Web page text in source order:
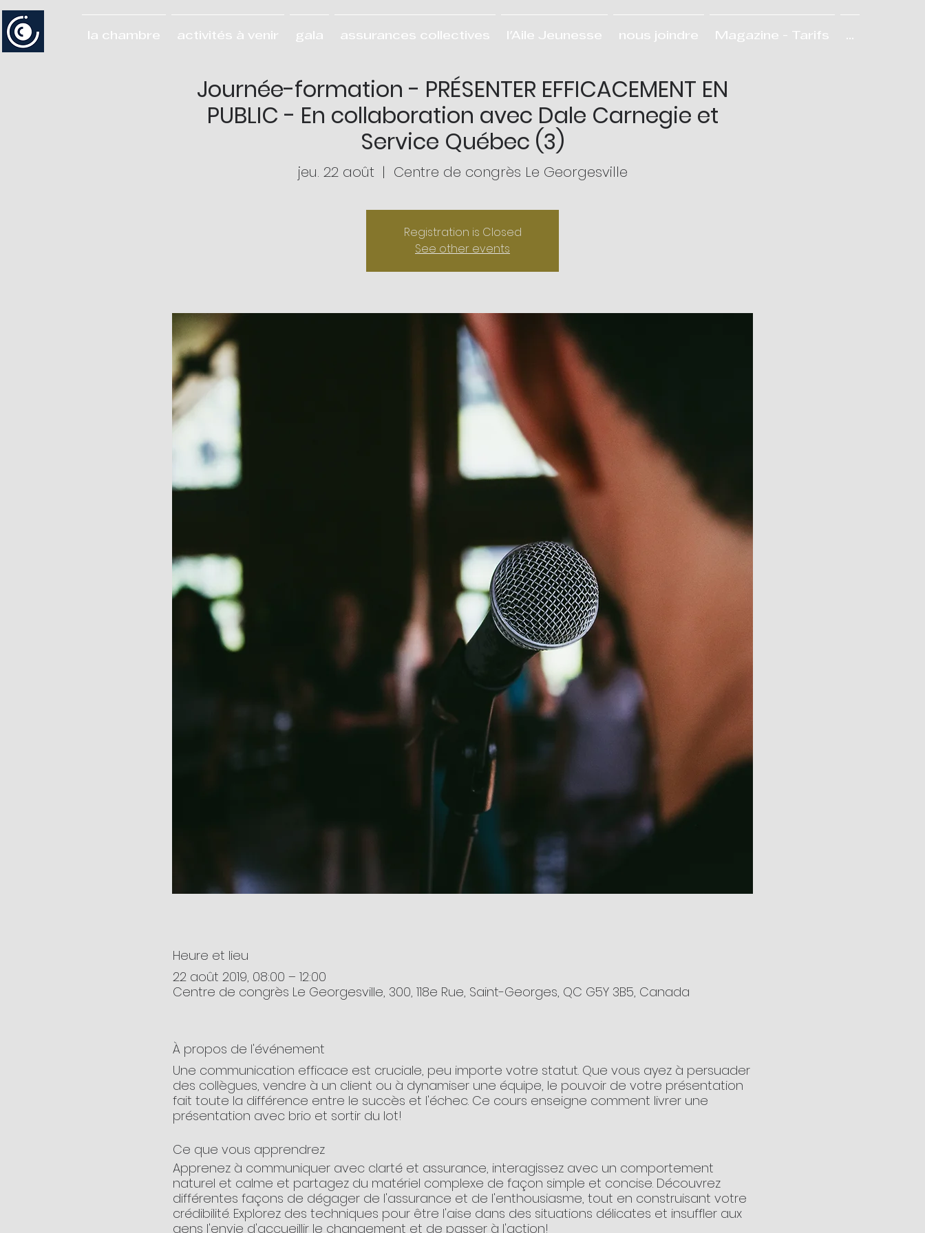
la chambre activités à venir gala assurances collectives l'Aile Jeunesse nous joindre Magazine - Tarifs ...
Journée-formation - PRÉSENTER EFFICACEMENT EN
PUBLIC - En collaboration avec Dale Carnegie et
Service Québec (3)
jeu. 22 août
  |
Centre de congrès Le Georgesville
Registration is Closed
See other events
Heure et lieu
22 août 2019, 08:00 – 12:00
Centre de congrès Le Georgesville, 300, 118e Rue, Saint-Georges, QC G5Y 3B5, Canada
À propos de l'événement
Une communication efficace est cruciale, peu importe votre statut. Que vous ayez à persuader
des collègues, vendre à un client ou à dynamiser une équipe, le pouvoir de votre présentation
fait toute la différence entre le succès et l'échec. Ce cours enseigne comment livrer une
présentation avec brio et sortir du lot!
Ce que vous apprendrez
Apprenez à communiquer avec clarté et assurance, interagissez avec un comportement
naturel et calme et partagez du matériel complexe de façon simple et concise. Découvrez
différentes façons de dégager de l'assurance et de l'enthousiasme, tout en construisant votre
crédibilité. Explorez des techniques pour être l'aise dans des situations délicates et insuffler aux
gens l'envie d'accueillir le changement et de passer à l'action!